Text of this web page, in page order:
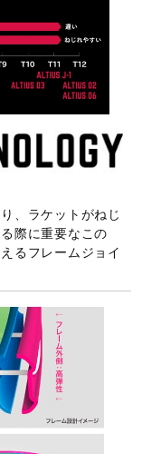
、ラケットがねじ
際に重要なこの
るフレームジョイ